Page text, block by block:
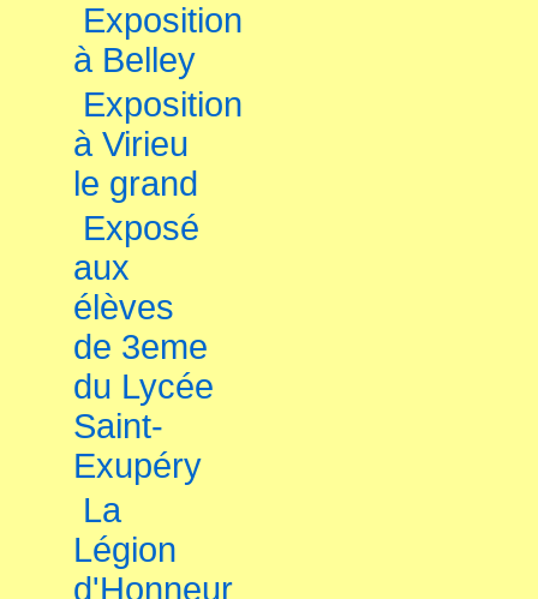
Exposition
à Belley
Exposition
à Virieu
le grand
Exposé
aux
élèves
de 3eme
du Lycée
Saint-
Exupéry
La
Légion
d'Honneur